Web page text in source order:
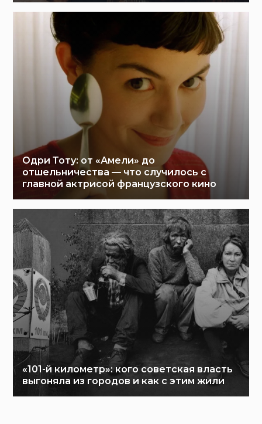
Одри Тоту: от «Амели» до
отшельничества — что случилось с
главной актрисой французского кино
«101-й километр»: кого советская власть
выгоняла из городов и как с этим жили